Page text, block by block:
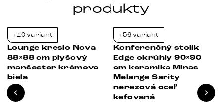
produkty
+10 variant
Lounge kreslo Nova
88×88 cm plyšový
manšester krémovo
biela
+56 variant
Konferenčný stolík
Edge okrúhly 90×90
cm keramika Minas
Melange Sarity
nerezová oceľ
kefovaná